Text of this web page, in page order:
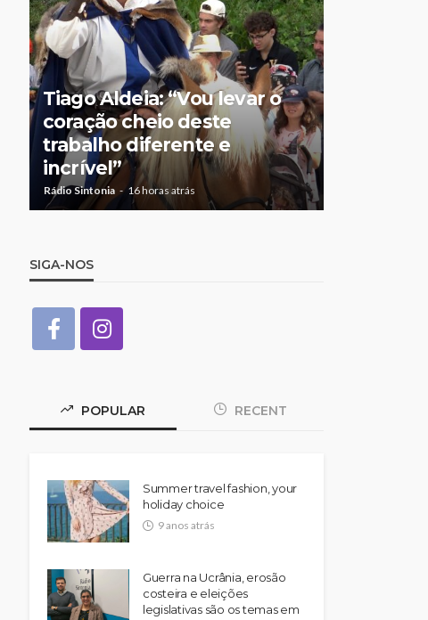
Tiago Aldeia: “Vou levar o
coração cheio deste
trabalho diferente e
incrível”
Rádio Sintonia 16 horas atrás
SIGA-NOS
POPULAR RECENT
Summer travel fashion, your
holiday choice
9 anos atrás
Guerra na Ucrânia, erosão
costeira e eleições
legislativas são os temas em